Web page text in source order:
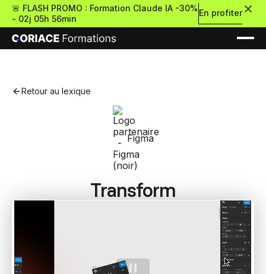
🚨 FLASH PROMO : Formation Claude IA -30%
- 02j 05h 56min
En profiter
Ressources Premium
Formations
Pour découvrir le no-
À propos
Retour au lexique
Figma
Transform